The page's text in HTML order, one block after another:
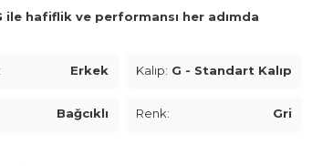
ile hafiflik ve performansı her adımda
Erkek Kalıp: G - Standart Kalıp
Bağcıklı Renk: Gri